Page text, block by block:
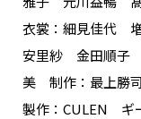
衣裳：細見佳代
安里紗 金田順子
美 制作：最上勝
製作：CULEN ギ